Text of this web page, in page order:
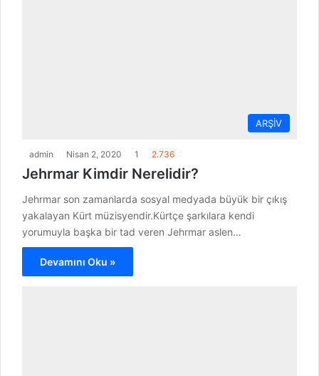
ARŞİV
admin Nisan 2, 2020 1 2.736
Jehrmar Kimdir Nerelidir?
Jehrmar son zamanlarda sosyal medyada büyük bir çıkış
yakalayan Kürt müzisyendir.Kürtçe şarkılara kendi
yorumuyla başka bir tad veren Jehrmar aslen…
Devamını Oku »